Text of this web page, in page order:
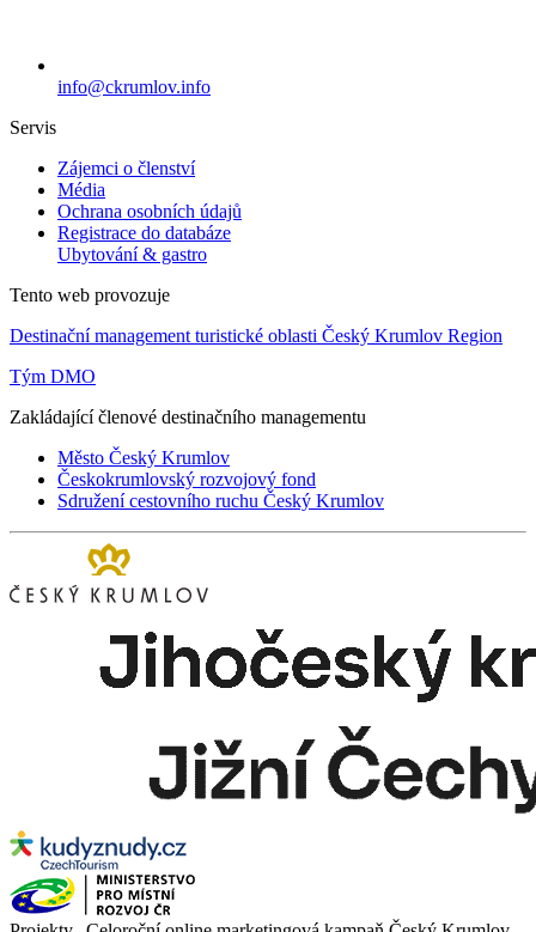
info@ckrumlov.info
Servis
Zájemci o členství
Média
Ochrana osobních údajů
Registrace do databáze
Ubytování & gastro
Tento web provozuje
Destinační management turistické oblasti Český Krumlov Region
Tým DMO
Zakládající členové destinačního managementu
Město Český Krumlov
Českokrumlovský rozvojový fond
Sdružení cestovního ruchu Český Krumlov